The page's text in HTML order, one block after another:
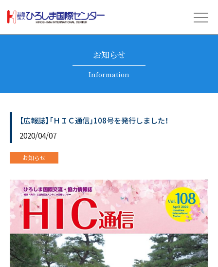
お知らせ
Information
【広報誌】「ＨＩＣ通信」108号を発行しました！
2020/04/07
お知らせ